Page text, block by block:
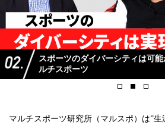
スポーツのダイバーシティは可
ルチスポーツ
マルチスポーツ研究所（マルスポ）は”